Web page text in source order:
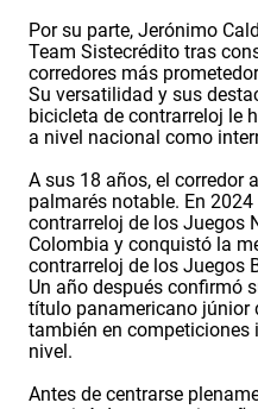
Por su parte, Jerónimo
Team Sistecrédito tras
corredores más
Su versatilidad y sus
bicicleta de contrarreloj le
a nivel nacional como
A sus 18 años, el corredor
palmarés notable. En
contrarreloj de los Juegos
Colombia y conquistó la
contrarreloj de los Juegos
Un año después confirmó
título panamericano júnior
también en competiciones
nivel.
Antes de centrarse